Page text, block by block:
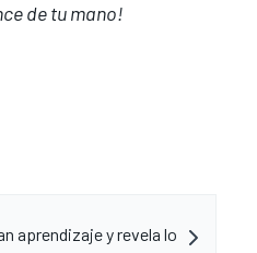
de tu mano!
aprendizaje y revela lo